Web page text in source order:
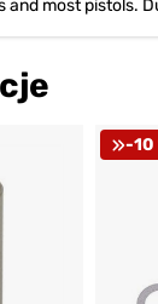
most pistols.
-10